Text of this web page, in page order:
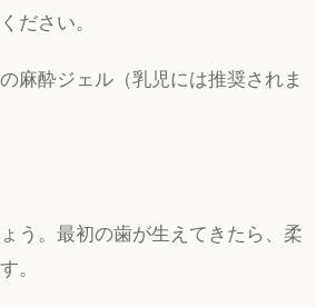
ださい。
麻酔ジェル（乳児には推奨されま
う。最初の歯が生えてきたら、柔
。